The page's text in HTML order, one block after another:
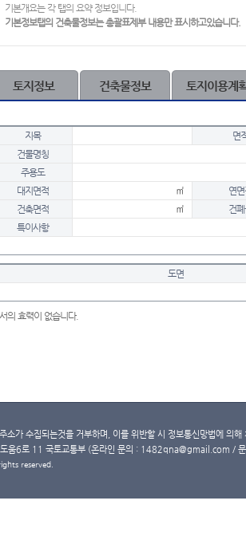
기본개요는 각 탭의 요약 정보입니다.
기본정보탭의 건축물정보는 총괄표제부 내용만 표시하고있습니다.
토지정보 건축물정보 토지이용계
지목 면
건물명칭
주용도
대지면적
㎡
연
건축면적
㎡
건
특이사항
도면
의 효력이 없습니다.
소가 수집되는것을 거부하며, 이를 위반할 시 정보통신망법에 의
움6로 11 국토교통부 (온라인 문의 : 1482qna@gmail.com /
reserved.